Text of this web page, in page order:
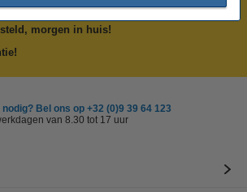
klanten!
morgen in huis!
nodig? Bel ons op +32 (0)9 39 64 123
van 8.30 tot 17 uur